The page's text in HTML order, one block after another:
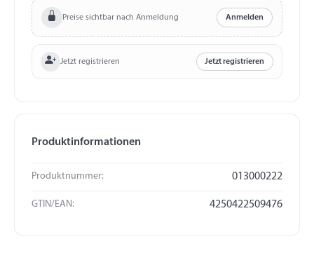
Preise sichtbar nach Anmeldung Anmelden
Jetzt registrieren Jetzt registrieren
Produktinformationen
Produktnummer: 013000222
GTIN/EAN: 4250422509476